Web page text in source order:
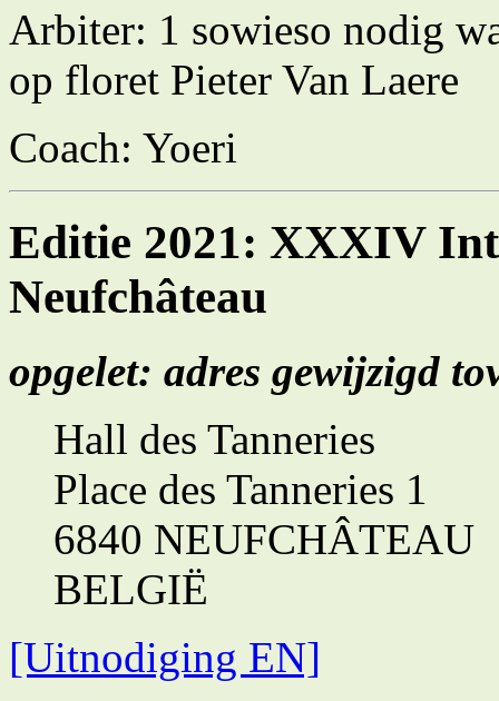
Arbiter: 1 sowieso nodig
op floret Pieter Van Laere
Coach: Yoeri
Editie 2021: XXXIV
Neufchâteau
opgelet: adres gewijzigd
Hall des Tanneries
Place des Tanneries 1
6840 NEUFCHÂTEAU
BELGIË
[Uitnodiging EN]